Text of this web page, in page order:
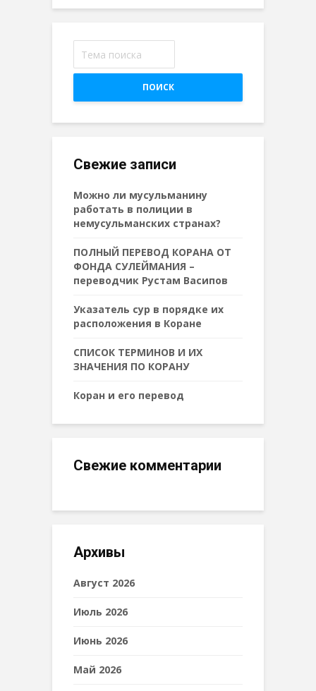
ПОИСК
Свежие записи
Можно ли мусульманину
работать в полиции в
немусульманских странах?
ПОЛНЫЙ ПЕРЕВОД КОРАНА ОТ
ФОНДА СУЛЕЙМАНИЯ –
переводчик Рустам Васипов
Указатель сур в порядке их
расположения в Коране
СПИСОК ТЕРМИНОВ И ИХ
ЗНАЧЕНИЯ ПО КОРАНУ
Коран и его перевод
Свежие комментарии
Архивы
Август 2026
Июль 2026
Июнь 2026
Май 2026